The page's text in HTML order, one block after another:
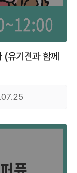
유기견과 함께